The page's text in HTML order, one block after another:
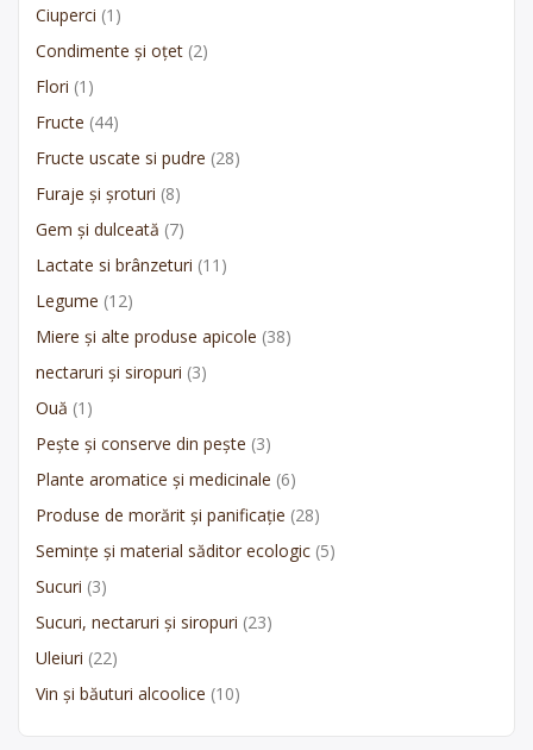
Ciuperci (1)
Condimente și oțet (2)
Flori (1)
Fructe (44)
Fructe uscate si pudre (28)
Furaje și șroturi (8)
Gem și dulceată (7)
Lactate si brânzeturi (11)
Legume (12)
Miere și alte produse apicole (38)
nectaruri și siropuri (3)
Ouă (1)
Pește și conserve din pește (3)
Plante aromatice și medicinale (6)
Produse de morărit și panificație (28)
Semințe și material săditor ecologic (5)
Sucuri (3)
Sucuri, nectaruri și siropuri (23)
Uleiuri (22)
Vin și băuturi alcoolice (10)